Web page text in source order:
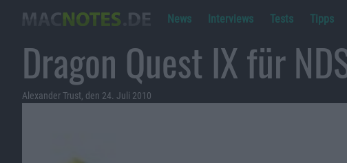
News Interviews Tests Tipps
Dragon Quest IX für
Alexander Trust, den 24. Juli 2010